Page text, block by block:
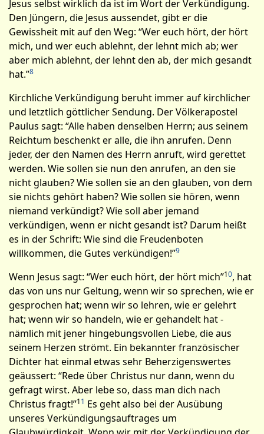
Jesus selbst wirklich da ist im Wort der Verkündigung.
Den Jüngern, die Jesus aussendet, gibt er die
Gewissheit mit auf den Weg: “Wer euch hört, der hört
mich, und wer euch ablehnt, der lehnt mich ab; wer
aber mich ablehnt, der lehnt den ab, der mich gesandt
hat.”8
Kirchliche Verkündigung beruht immer auf kirchlicher
und letztlich göttlicher Sendung. Der Völkerapostel
Paulus sagt: “Alle haben denselben Herrn; aus seinem
Reichtum beschenkt er alle, die ihn anrufen. Denn
jeder, der den Namen des Herrn anruft, wird gerettet
werden. Wie sollen sie nun den anrufen, an den sie
nicht glauben? Wie sollen sie an den glauben, von dem
sie nichts gehört haben? Wie sollen sie hören, wenn
niemand verkündigt? Wie soll aber jemand
verkündigen, wenn er nicht gesandt ist? Darum heißt
es in der Schrift: Wie sind die Freudenboten
willkommen, die Gutes verkündigen!”9
Wenn Jesus sagt: “Wer euch hört, der hört mich”10, hat
das von uns nur Geltung, wenn wir so sprechen, wie er
gesprochen hat; wenn wir so lehren, wie er gelehrt
hat; wenn wir so handeln, wie er gehandelt hat -
nämlich mit jener hingebungsvollen Liebe, die aus
seinem Herzen strömt. Ein bekannter französischer
Dichter hat einmal etwas sehr Beherzigenswertes
geäussert: “Rede über Christus nur dann, wenn du
gefragt wirst. Aber lebe so, dass man dich nach
Christus fragt!”11 Es geht also bei der Ausübung
unseres Verkündigungsauftrages um